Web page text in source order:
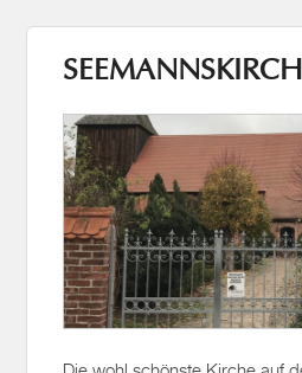
Die wohl schönste Kirche auf